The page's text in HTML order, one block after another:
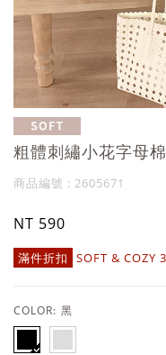
粗體刺繡小花字母
商品編號 : 2605671
NT 590
滿件折扣 SOFT & COZY
COLOR: 黑